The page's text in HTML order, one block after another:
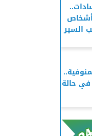
تفاصيل مصرع 9 أشخاص
السير
في حالة